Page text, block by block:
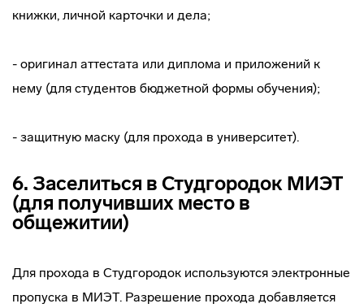
книжки, личной карточки и дела;
- оригинал аттестата или диплома и приложений к
нему (для студентов бюджетной формы обучения);
- защитную маску (для прохода в университет).
6. Заселиться в Студгородок МИЭТ
(для получивших место в
общежитии)
Для прохода в Студгородок используются электронные
пропуска в МИЭТ. Разрешение прохода добавляется